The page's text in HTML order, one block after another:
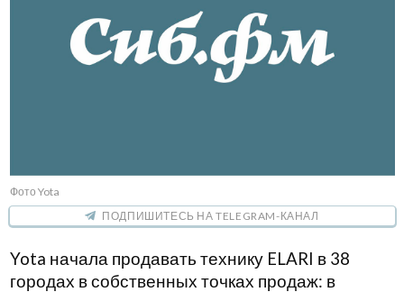
Фото Yota
ПОДПИШИТЕСЬ НА TELEGRAM-КАНАЛ
Yota начала продавать технику ELARI в 38
городах в собственных точках продаж: в